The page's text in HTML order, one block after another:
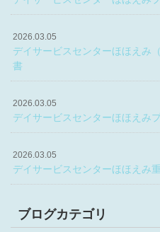
2026.03.05
デイサービスセンターほほえみ
書
2026.03.05
デイサービスセンターほほえみ
2026.03.05
デイサービスセンターほほえみ
ブログカテゴリ